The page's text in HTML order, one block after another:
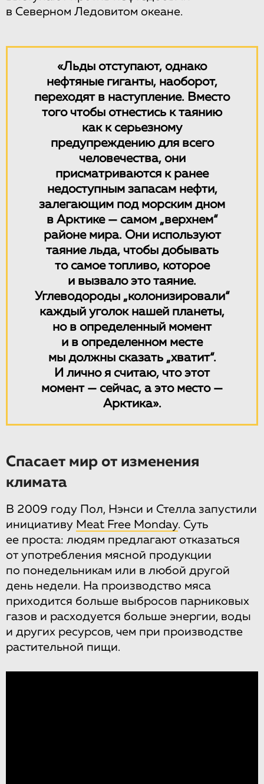
в Северном Ледовитом океане.
«Льды отступают, однако
нефтяные гиганты, наоборот,
переходят в наступление. Вместо
того чтобы отнестись к таянию
как к серьезному
предупреждению для всего
человечества, они
присматриваются к ранее
недоступным запасам нефти,
залегающим под морским дном
в Арктике — самом „верхнем“
районе мира. Они используют
таяние льда, чтобы добывать
то самое топливо, которое
и вызвало это таяние.
Углеводороды „колонизировали“
каждый уголок нашей планеты,
но в определенный момент
и в определенном месте
мы должны сказать „хватит“.
И лично я считаю, что этот
момент — сейчас, а это место —
Арктика».
Спасает мир от изменения
климата
В 2009 году Пол, Нэнси и Стелла запустили
инициативу Meat Free Monday. Суть
ее проста: людям предлагают отказаться
от употребления мясной продукции
по понедельникам или в любой другой
день недели. На производство мяса
приходится больше выбросов парниковых
газов и расходуется больше энергии, воды
и других ресурсов, чем при производстве
растительной пищи.